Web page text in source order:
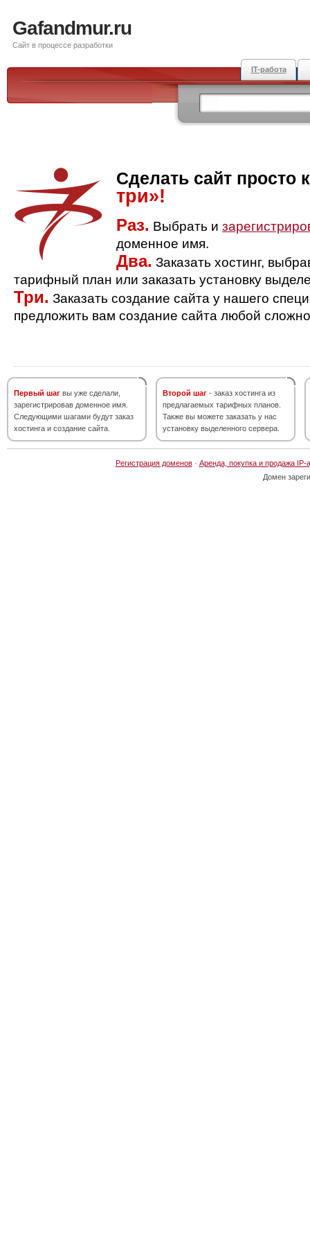
Gafandmur.ru
Сайт в процессе разработки
IT-работа
Сделать сайт просто
три»!
Раз. Выбрать и
доменное имя.
Два. Заказать хостинг,
тарифный план или заказать установку
Три. Заказать создание сайта у нашего
предложить вам создание сайта любой
Первый шаг вы уже сделали,
зарегистрировав доменное имя.
Следующими шагами будут заказ
хостинга и создание сайта.
Второй шаг - заказ хостинга из
предлагаемых тарифных планов.
Также вы можете заказать у нас
установку выделенного сервера.
Регистрация доменов· Аренда, покупка и продажа IP-
Домен